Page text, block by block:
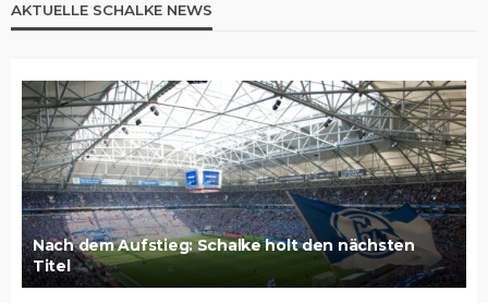
AKTUELLE SCHALKE NEWS
Nach dem Aufstieg: Schalke holt den nächsten
Titel